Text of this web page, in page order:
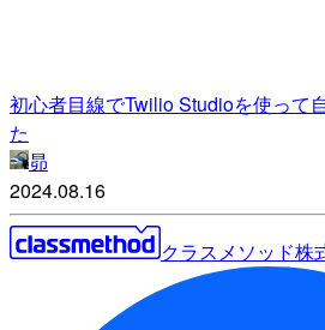
初心者目線でTwilio Studioを使って
た
昴
2024.08.16
クラスメソッド株